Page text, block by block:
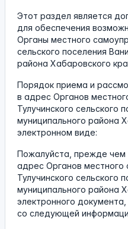
Этот раздел является
для обеспечения
Органы местного
сельского поселения
района Хабаровского
Порядок приема и
в адрес Органов
Тулучинского сельского
муниципального района
электронном виде:
Пожалуйста, прежде чем
адрес Органов местного
Тулучинского сельского
муниципального района
электронного
со следующей